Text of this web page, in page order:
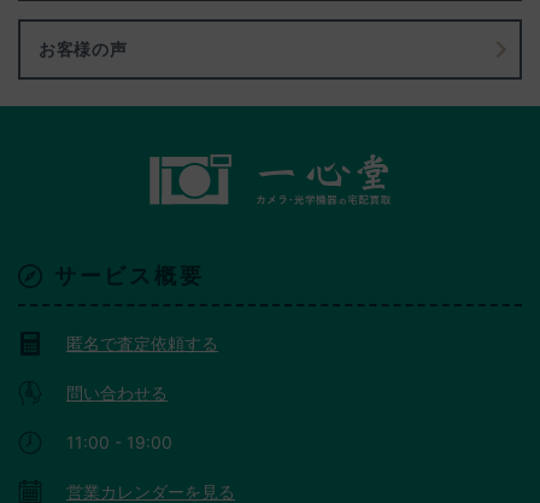
お客様の声
サービス概要
匿名で査定依頼する
問い合わせる
11:00 - 19:00
営業カレンダーを見る